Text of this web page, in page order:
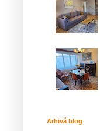
Arhivă blog